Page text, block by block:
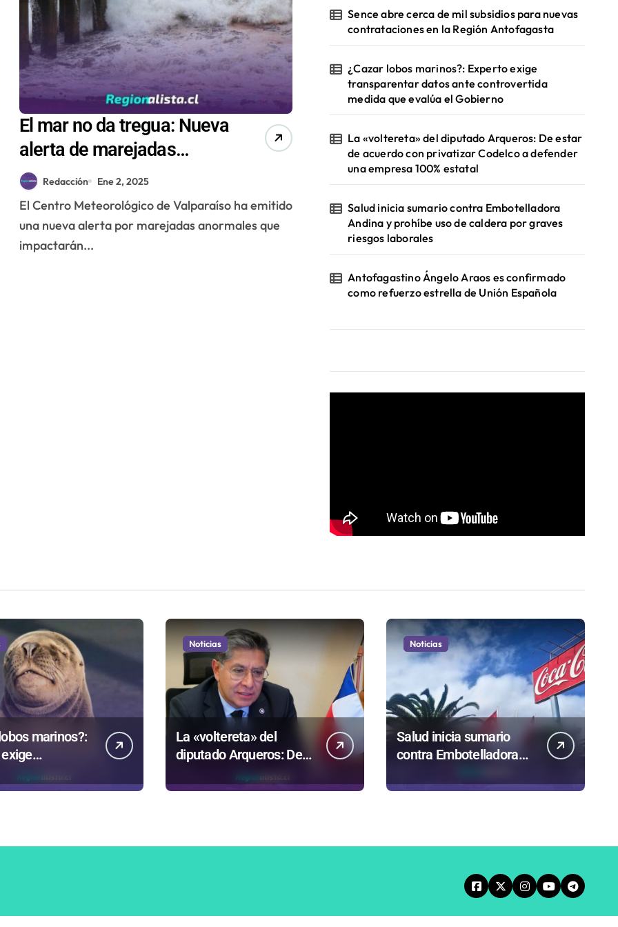
El mar no da tregua: Nueva
alerta de marejadas
anormales para las
regiones del borde costero
Redacción Ene 2, 2025
El Centro Meteorológico de Valparaíso ha emitido
una nueva alerta por marejadas anormales que
impactarán...
Sence abre cerca de mil subsidios para nuevas
contrataciones en la Región Antofagasta
¿Cazar lobos marinos?: Experto exige
transparentar datos ante controvertida
medida que evalúa el Gobierno
La «voltereta» del diputado Arqueros: De estar
de acuerdo con privatizar Codelco a defender
una empresa 100% estatal
Salud inicia sumario contra Embotelladora
Andina y prohíbe uso de caldera por graves
riesgos laborales
Antofagastino Ángelo Araos es confirmado
como refuerzo estrella de Unión Española
marinos?:
Noticias
La «voltereta» del
diputado Arqueros: De
estar de acuerdo con
privatizar Codelco a
Noticias
Salud inicia sumario
contra Embotelladora
caldera por graves